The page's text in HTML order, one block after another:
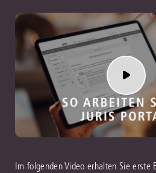
Im folgenden Video erhalten Sie erste